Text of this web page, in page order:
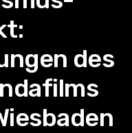
des